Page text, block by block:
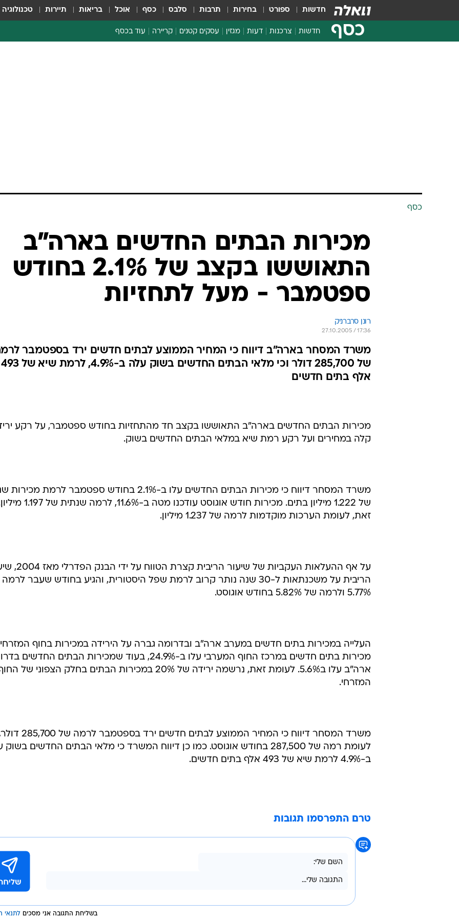
חדשות ספורט בחירות תרבות סלבס כסף אוכל בריאות תיירות טכנולוגיה
כסף חדשות צרכנות דעות מגזין עסקים קטנים קריירה עוד בכסף
כסף
מכירות הבתים החדשים בארה"ב
התאוששו בקצב של 2.1% בחודש
ספטמבר - מעל לתחזיות
רונן סרברניק
27.10.2005 / 17:36
משרד המסחר בארה"ב דיווח כי המחיר הממוצע לבתים חדשים ירד בספטמבר
של 285,700 דולר וכי מלאי הבתים החדשים בשוק עלה ב-4.9%, לרמת שיא של 493
אלף בתים חדשים
מכירות הבתים החדשים בארה"ב התאוששו בקצב חד מהתחזיות בחודש ספטמבר, על רקע
קלה במחירים ועל רקע רמת שיא במלאי הבתים החדשים בשוק.
משרד המסחר דיווח כי מכירות הבתים החדשים עלו ב-2.1% בחודש ספטמבר לרמת
של 1.222 מיליון בתים. מכירות חודש אוגוסט עודכנו מטה ב-11.6%, לרמה שנתית של
זאת, לעומת הערכות מוקדמות לרמה של 1.237 מיליון.
על אף ההעלאות העקביות של שיעור הריבית קצרת
הריבית על משכנתאות ל-30 שנה נותר קרוב לרמת שפל היסטורית, והגיע בחודש שעבר
5.77% ולרמה של 5.82% בחודש אוגוסט.
העלייה במכירות בתים חדשים במערב ארה"ב ובדרומה גברה על הירידה במכירות בחוף
מכירות בתים חדשים במרכז החוף המערבי עלו ב-24.9%, בעוד שמכירות הבתים החדשים
ארה"ב עלו ב5.6%. לעומת זאת, נרשמה ירידה של 20% במכירות הבתים בחלק הצפוני של
המזרחי.
משרד המסחר דיווח כי המחיר הממוצע לבתים חדשים ירד בספטמבר לרמה של
לעומת רמה של 287,500 בחודש אוגוסט. כמו כן דיווח המשרד כי מלאי הבתים החדשים
ב-4.9% לרמת שיא של 493 אלף בתים חדשים.
טרם התפרסמו תגובות
בשליחת התגובה אני מסכים לתנאי